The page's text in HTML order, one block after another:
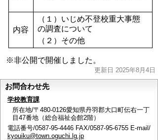
内容
（１）いじめ不登校重大事態
の調査について
（２）その他
※非公開で開催しました。
更新日 2025年8月4日
お問合わせ先
学校教育課
所在地/〒480-0126愛知県丹羽郡大口町伝右一丁
目47番地（総合福祉会館2階）
電話番号/0587-95-4446 FAX/0587-95-6755 E-mail/
kyouiku@town.oguchi.lg.jp